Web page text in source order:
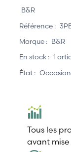
B&R
Référence :
Marque : B&R
En stock : 1
État : Occasion
Tous les
avant